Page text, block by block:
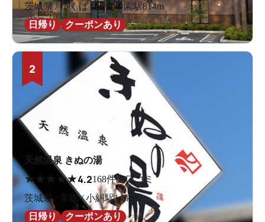
茨城県 / つくば / 研究学園駅814m
日帰り
クーポンあり
2
天然温泉 きぬの湯
★ ★ ★ ★★4.2168件の口コミ
茨城県 / 常総 / 小絹駅1.8km
日帰り
クーポンあり